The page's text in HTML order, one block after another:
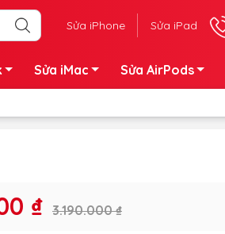
Sửa iPhone Sửa iPad
Sửa iMac Sửa AirPods
₫ 3.190.000 ₫